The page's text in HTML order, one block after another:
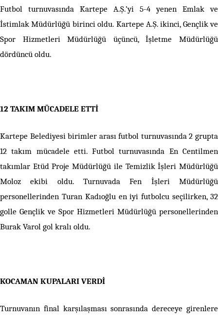
Futbol turnuvasında Kartepe A.Ş.’yi 5-4 yenen Emlak ve
İstimlak Müdürlüğü birinci oldu. Kartepe A.Ş. ikinci, Gençlik ve
Spor Hizmetleri Müdürlüğü üçüncü, İşletme Müdürlüğü
dördüncü oldu.
12 TAKIM MÜCADELE ETTİ
Kartepe Belediyesi birimler arası futbol turnuvasında 2 grupta
12 takım mücadele etti. Futbol turnuvasında En Centilmen
takımlar Etüd Proje Müdürlüğü ile Temizlik İşleri Müdürlüğü
Moloz ekibi oldu. Turnuvada Fen İşleri Müdürlüğü
personellerinden Turan Kadıoğlu en iyi futbolcu seçilirken, 32
golle Gençlik ve Spor Hizmetleri Müdürlüğü personellerinden
Burak Varol gol kralı oldu.
KOCAMAN KUPALARI VERDİ
Turnuvanın final karşılaşması sonrasında dereceye girenlere